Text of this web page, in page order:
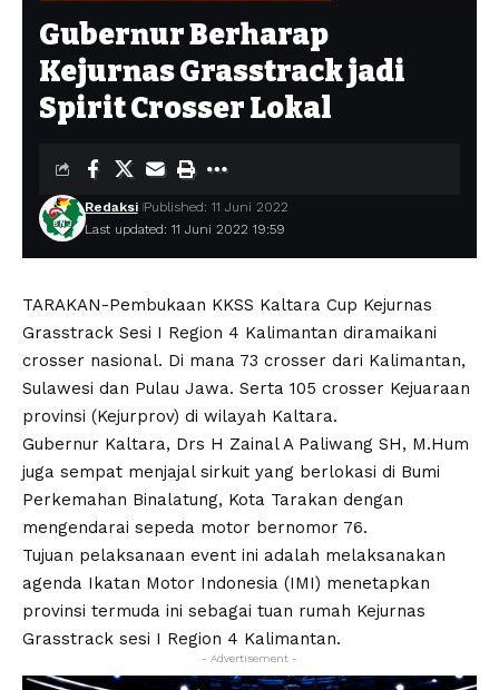
Gubernur Berharap
Kejurnas Grasstrack jadi
Spirit Crosser Lokal
Last updated: 11 Juni 2022 19:59
Redaksi Published: 11 Juni 2022
TARAKAN-Pembukaan KKSS Kaltara Cup Kejurnas
Grasstrack Sesi I Region 4 Kalimantan diramaikani
crosser nasional. Di mana 73 crosser dari Kalimantan,
Sulawesi dan Pulau Jawa. Serta 105 crosser Kejuaraan
provinsi (Kejurprov) di wilayah Kaltara.
Gubernur Kaltara, Drs H Zainal A Paliwang SH, M.Hum
juga sempat menjajal sirkuit yang berlokasi di Bumi
Perkemahan Binalatung, Kota Tarakan dengan
mengendarai sepeda motor bernomor 76.
Tujuan pelaksanaan event ini adalah melaksanakan
agenda Ikatan Motor Indonesia (IMI) menetapkan
provinsi termuda ini sebagai tuan rumah Kejurnas
Grasstrack sesi I Region 4 Kalimantan.
- Advertisement -